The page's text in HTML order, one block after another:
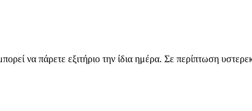
να πάρετε εξιτήριο την ίδια ημέρα. Σε περίπτωση